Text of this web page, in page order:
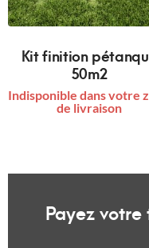
Kit finition
50m2
Indisponible dans votre
de livraison
Payez